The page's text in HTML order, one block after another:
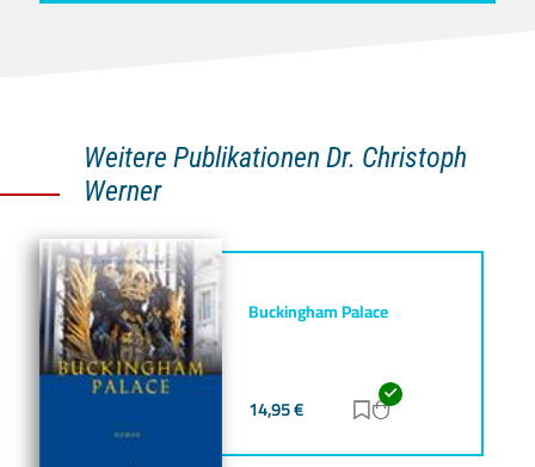
Weitere Publikationen Dr. Christoph
Werner
Buckingham Palace
14,95€ Zur Merkliste
Zum Warenkorb